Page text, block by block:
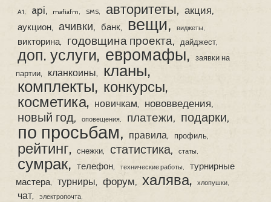
A1 api mafiafm SMS авторитеты акция
аукцион ачивки банк вещи виджеты
викторина годовщина проекта дайджест
доп. услуги евромафы
заявки на
партии
кланкоины
кланы
комплекты конкурсы
косметика
новичкам нововведения
новый год оповещения платежи подарки
по просьбам правила профиль
рейтинг снежки статистика статы
сумрак телефон технические работы
турнирные
мастера
турниры форум халява хлопушки
чат электропочта